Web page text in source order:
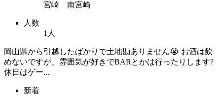
宮崎 南宮崎
人数
1人
岡山県から引越したばかりで土地勘ありません😭 お酒は飲
めないですが、雰囲気が好きでBARとかは行ったりします?
休日はゲー...
新着